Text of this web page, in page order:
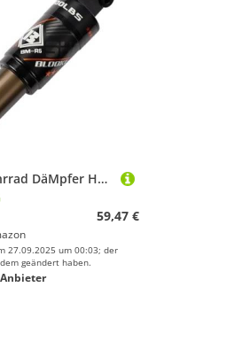
HEZHANG Fahrrad DäMpfer Hydraulische hintere Stoßdämpfer 120 125 150 165 190 MM MTB. Fahrradabsorption for Mountainbicycle Roller(165 mm 1000 LBS)
59,47 €
27.09.2025 um 00:03; der
geändert haben.